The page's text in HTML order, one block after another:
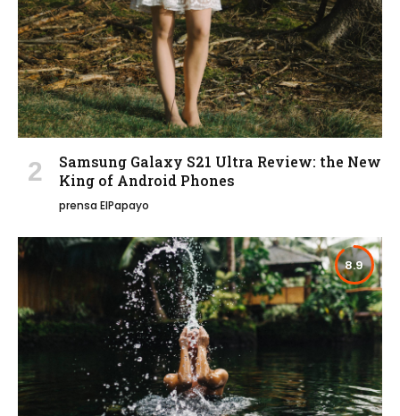
Samsung Galaxy S21 Ultra Review: the New
King of Android Phones
prensa ElPapayo
8.9